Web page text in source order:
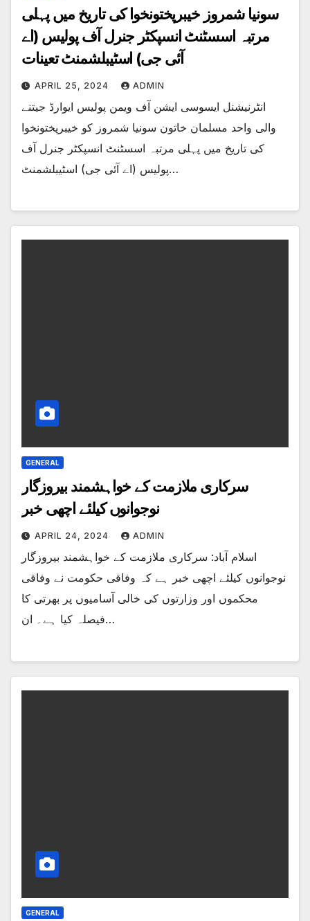
سونیا شمروز خیبرپختونخوا کی تاریخ میں پہلی
مرتبہ اسسٹنٹ انسپکٹر جنرل آف پولیس (اے
آئی جی) اسٹیبلشمنٹ تعینات
APRIL 25, 2024 ADMIN
انٹرنیشنل ایسوسی ایشن آف ویمن پولیس ایوارڈ جیتنے
والی واحد مسلمان خاتون سونیا شمروز کو خیبرپختونخوا
کی تاریخ میں پہلی مرتبہ اسسٹنٹ انسپکٹر جنرل آف
پولیس (اے آئی جی) اسٹیبلشمنٹ…
GENERAL
سرکاری ملازمت کے خواہشمند بیروزگار
نوجوانوں کیلئے اچھی خبر
APRIL 24, 2024 ADMIN
اسلام آباد: سرکاری ملازمت کے خواہشمند بیروزگار
نوجوانوں کیلئے اچھی خبر ہے کہ وفاقی حکومت نے وفاقی
محکموں اور وزارتوں کی خالی آسامیوں پر بھرتی کا
فیصلہ کیا ہے۔ ان…
GENERAL